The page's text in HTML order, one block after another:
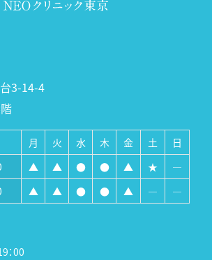
3-14-4
月 火 水 木 金 土
日
▲ ▲ ● ● ▲ ★
―
▲ ▲ ● ● ▲ ―
―
：00